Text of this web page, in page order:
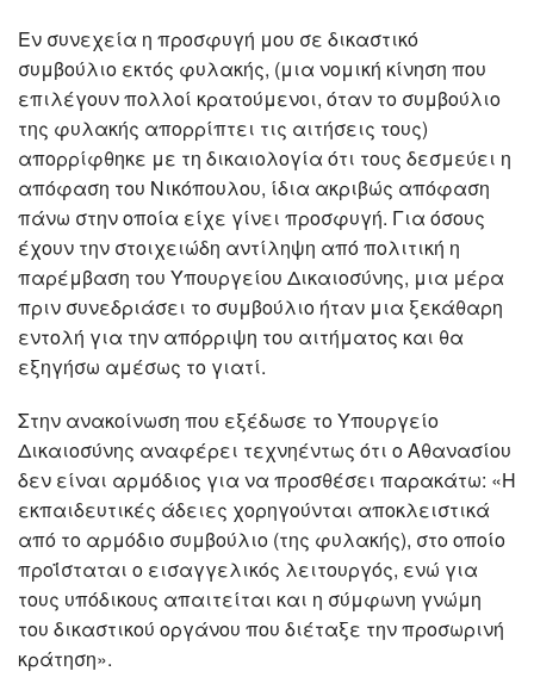
Εν συνεχεία η προσφυγή μου σε δικαστικό
συμβούλιο εκτός φυλακής, (μια νομική κίνηση που
επιλέγουν πολλοί κρατούμενοι, όταν το συμβούλιο
της φυλακής απορρίπτει τις αιτήσεις τους)
απορρίφθηκε με τη δικαιολογία ότι τους δεσμεύει η
απόφαση του Νικόπουλου, ίδια ακριβώς απόφαση
πάνω στην οποία είχε γίνει προσφυγή. Για όσους
έχουν την στοιχειώδη αντίληψη από πολιτική η
παρέμβαση του Υπουργείου Δικαιοσύνης, μια μέρα
πριν συνεδριάσει το συμβούλιο ήταν μια ξεκάθαρη
εντολή για την απόρριψη του αιτήματος και θα
εξηγήσω αμέσως το γιατί.
Στην ανακοίνωση που εξέδωσε το Υπουργείο
Δικαιοσύνης αναφέρει τεχνηέντως ότι ο Αθανασίου
δεν είναι αρμόδιος για να προσθέσει παρακάτω: «Η
εκπαιδευτικές άδειες χορηγούνται αποκλειστικά
από το αρμόδιο συμβούλιο (της φυλακής), στο οποίο
προΐσταται ο εισαγγελικός λειτουργός, ενώ για
τους υπόδικους απαιτείται και η σύμφωνη γνώμη
του δικαστικού οργάνου που διέταξε την προσωρινή
κράτηση».